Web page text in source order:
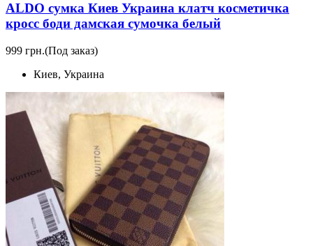
ALDO сумка Киев Украина клатч косметичка
кросс боди дамская сумочка белый
999 грн.(Под заказ)
Киев, Украина